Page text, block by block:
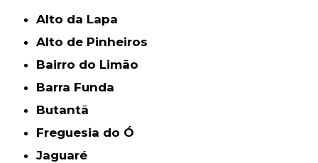
Alto da Lapa
Alto de Pinheiros
Bairro do Limão
Barra Funda
Butantã
Freguesia do Ó
Jaguaré